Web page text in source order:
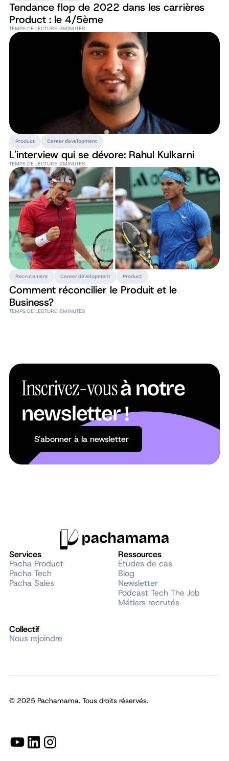
Tendance flop de 2022 dans les carrières
Product : le 4/5ème
TEMPS DE LECTURE :3MINUTES
Product Career development
L'interview qui se dévore: Rahul Kulkarni
TEMPS DE LECTURE :2MINUTES
Recrutement Career development Product
Comment réconcilier le Produit et le
Business?
TEMPS DE LECTURE :5MINUTES
Inscrivez-vousà notre
newsletter !
S'abonner à la newsletter
S'abonner à la newsletter
Services
Pacha Product
Pacha Tech
Pacha Sales
Ressources
Études de cas
Blog
Newsletter
Podcast Tech The Job
Métiers recrutés
Collectif
Nous rejoindre
© 2025 Pachamama. Tous droits réservés.